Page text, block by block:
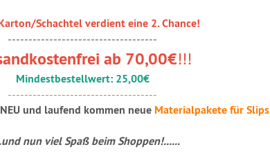
Schachtel verdient eine 2. Chance!
------------------------------------
ab 70,00€!!!
Mindestbestellwert: 25,00€
------------------------------------
NEU und laufend kommen neue Materialpakete für Slips
nun viel Spaß beim Shoppen!......